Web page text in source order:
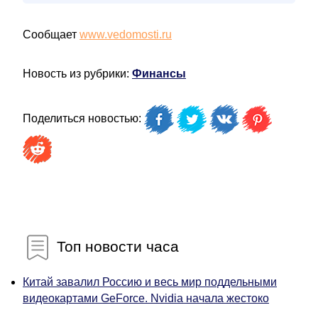
Сообщает www.vedomosti.ru
Новость из рубрики: Финансы
Поделиться новостью:
Топ новости часа
Китай завалил Россию и весь мир поддельными
видеокартами GeForce. Nvidia начала жестоко